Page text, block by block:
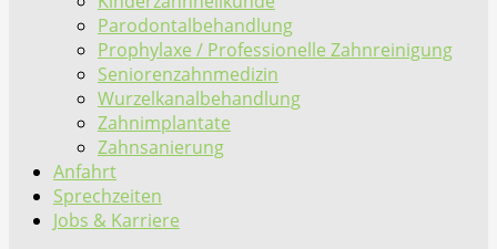
Parodontalbehandlung
Prophylaxe / Professionelle Zahnreinigung
Seniorenzahnmedizin
Wurzelkanalbehandlung
Zahnimplantate
Zahnsanierung
Anfahrt
Sprechzeiten
Jobs & Karriere